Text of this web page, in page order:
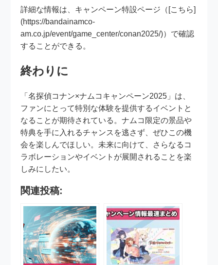
詳細な情報は、キャンペーン特設ページ（[こちら]
(https://bandainamco-
am.co.jp/event/game_center/conan2025/)）で確認
することができる。
終わりに
「名探偵コナン×ナムコキャンペーン2025」は、
ファンにとって特別な体験を提供するイベントと
なることが期待されている。ナムコ限定の景品や
特典を手に入れるチャンスを逃さず、ぜひこの機
会を楽しんでほしい。未来に向けて、さらなるコ
ラボレーションやイベントが展開されることを楽
しみにしたい。
関連投稿: